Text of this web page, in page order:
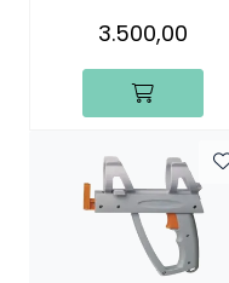
3.500,00